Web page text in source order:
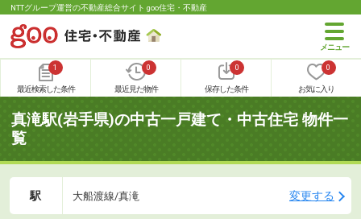
NTTグループ運営の不動産総合サイト goo住宅・不動産
1
最近検索した条件
0
最近見た物件
0
保存した条件
0
お気に入り
真滝駅(岩手県)の中古一戸建て・中古住宅 物件一
覧
駅 大船渡線/真滝 変更する